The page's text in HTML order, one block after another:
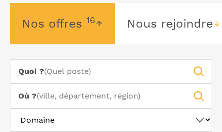
Nos offres 16 Nous rejoindre
Quoi ?
Où ?
Domaine